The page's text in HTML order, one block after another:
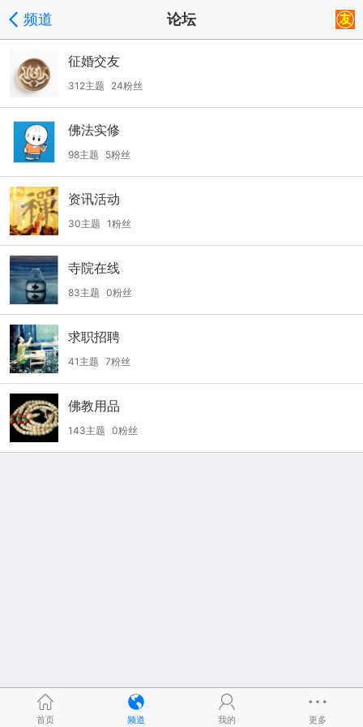
频道 论坛
征婚交友
312主题 24粉丝
佛法实修
98主题 5粉丝
资讯活动
30主题 1粉丝
寺院在线
83主题 0粉丝
求职招聘
41主题 7粉丝
佛教用品
143主题 0粉丝
首页 频道 我的 更多